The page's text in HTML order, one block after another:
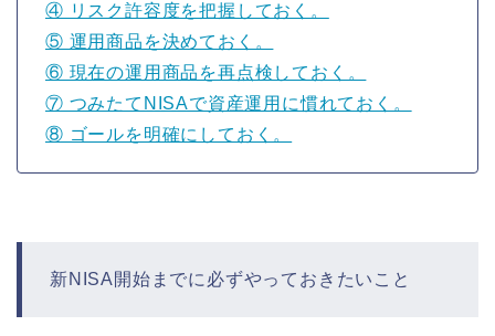
④ リスク許容度を把握しておく。
⑤ 運用商品を決めておく。
⑥ 現在の運用商品を再点検しておく。
⑦ つみたてNISAで資産運用に慣れておく。
⑧ ゴールを明確にしておく。
新NISA開始までに必ずやっておきたいこと